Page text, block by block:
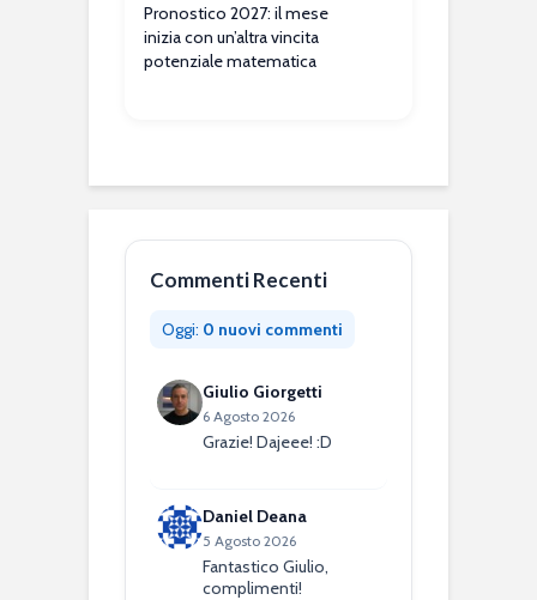
Pronostico 2027: il mese
inizia con un’altra vincita
potenziale matematica
Commenti Recenti
Oggi: 0 nuovi commenti
Giulio Giorgetti
6 Agosto 2026
Grazie! Dajeee! :D
Daniel Deana
5 Agosto 2026
Fantastico Giulio,
complimenti!